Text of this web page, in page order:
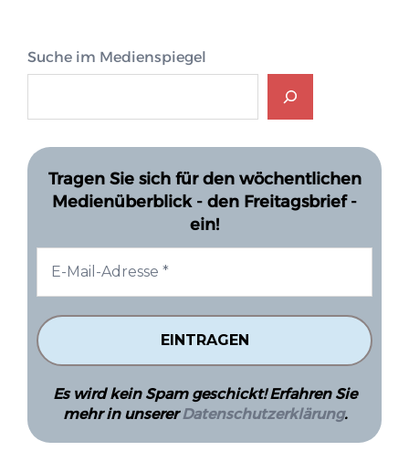
Suche im Medienspiegel
Tragen Sie sich für den wöchentlichen
Medienüberblick - den Freitagsbrief -
ein!
Es wird kein Spam geschickt! Erfahren Sie
mehr in unsererDatenschutzerklärung.